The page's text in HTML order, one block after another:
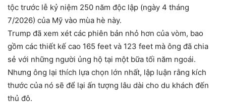
tộc trước lễ kỷ niệm 250 năm độc lập (ngày 4 tháng
7/2026) của Mỹ vào mùa hè này.
Trump đã xem xét các phiên bản nhỏ hơn của vòm, bao
gồm các thiết kế cao 165 feet và 123 feet mà ông đã chia
sẻ với những người ủng hộ tại một bữa tối năm ngoái.
Nhưng ông lại thích lựa chọn lớn nhất, lập luận rằng kích
thước của nó sẽ để lại ấn tượng lâu dài cho du khách đến
thủ đô.